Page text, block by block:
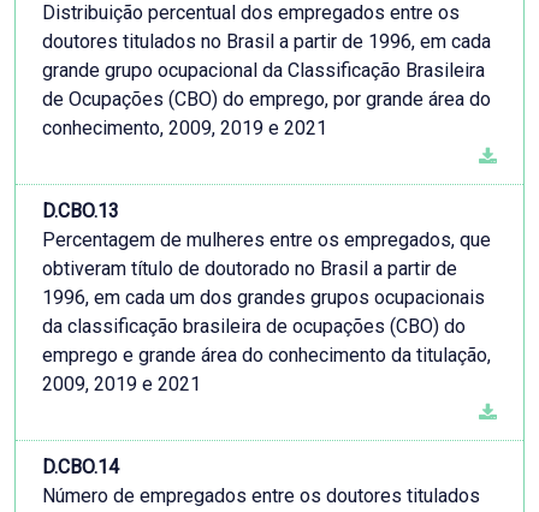
Distribuição percentual dos empregados entre os
doutores titulados no Brasil a partir de 1996, em cada
grande grupo ocupacional da Classificação Brasileira
de Ocupações (CBO) do emprego, por grande área do
conhecimento, 2009, 2019 e 2021
D.CBO.13
Percentagem de mulheres entre os empregados, que
obtiveram título de doutorado no Brasil a partir de
1996, em cada um dos grandes grupos ocupacionais
da classificação brasileira de ocupações (CBO) do
emprego e grande área do conhecimento da titulação,
2009, 2019 e 2021
D.CBO.14
Número de empregados entre os doutores titulados